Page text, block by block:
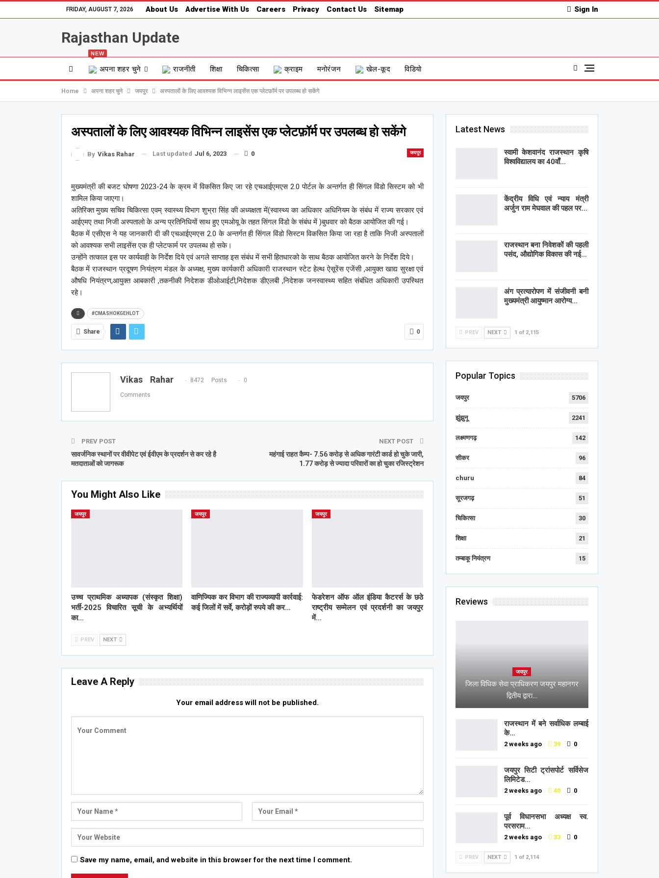
Sign In
FRIDAY, AUGUST 7, 2026 About Us Advertise With Us Careers Privacy Contact Us Sitemap
Rajasthan Update
अपना शहर चुने
NEW
राजनीती शिक्षा चिकित्सा क्राइम मनोरंजन खेल-कूद विडियो
Home अपना शहर चुने जयपुर अस्पतालों के लिए आवश्यक विभिन्न लाइसेंस एक प्लेटफ़ॉर्म पर उपलब्ध हो सकेंगे
अस्पतालों के लिए आवश्यक विभिन्न लाइसेंस एक प्लेटफ़ॉर्म पर उपलब्ध हो सकेंगे
जयपुर
By Vikas Rahar Last updated Jul 6, 2023 0
मुख्यमंत्री की बजट घोषणा 2023-24 के क्रम में विकसित किए जा रहे एचआईएमएस 2.0 पोर्टल के अन्तर्गत ही सिंगल विंडो सिस्टम को भी
शामिल किया जाएगा।
अतिरिक्त मुख्य सचिव चिकित्सा एवम् स्वास्थ्य विभाग शुभ्रा सिंह की अध्यक्षता में(स्वास्थ्य का अधिकार अधिनियम के संबंध में राज्य सरकार एवं
आईएमए तथा निजी अस्पतालो के अन्य प्रतिनिधियों साथ हुए एमओयू के तहत सिंगल विंडो के संबंध में )बुधवार को बैठक आयोजित की गई।
बैठक में एसीएस ने यह जानकारी दी की एचआईएमएस 2.0 के अन्तर्गत ही सिंगल विंडो सिस्टम विकसित किया जा रहा है ताकि निजी अस्पतालों
को आवश्यक सभी लाइसेंस एक ही प्लेटफार्म पर उपलब्ध हो सके।
उन्होंने तत्काल इस पर कार्यवाही के निर्देश दिये एवं अगले साप्ताह इस संबंध में सभी हितधारको के साथ बैठक आयोजित करने के निर्देश दिये।
बैठक में राजस्थान प्रदूषण नियंत्रण मंडल के अध्यक्ष, मुख्य कार्यकारी अधिकारी राजस्थान स्टेट हेल्थ ऐसूरेंस एजेंसी ,आयुक्त खाद्य सुरक्षा एवं
औषधि नियंत्रण,आयुक्त आबकारी ,तकनीकी निदेशक डीओआईटी,निदेशक डीएलबी ,निदेशक जनस्वास्थ्य सहित संबंधित अधिकारी उपस्थित
रहे।
#CMASHOKGEHLOT
0
Share
Vikas Rahar 8472 Posts 0
Comments
PREV POST
सावर्जनिक स्थानों पर वीवीपेट एवं ईवीएम के प्रदर्शन से कर रहे है
मतदाताओं को जागरूक
NEXT POST
महंगाई राहत कैम्प- 7.56 करोड़ से अधिक गारंटी कार्ड हो चुके जारी,
1.77 करोड़ से ज्यादा परिवारों का हो चुका रजिस्ट्रेशन
You Might Also Like
जयपुर
उच्च प्राथमिक अध्यापक (संस्कृत शिक्षा)
भर्ती-2025 विचारित सूची के अभ्यर्थियों
का…
जयपुर
वाणिज्यिक कर विभाग की राज्यव्यापी कार्रवाई:
कई जिलों में सर्वे, करोड़ों रुपये की कर…
जयपुर
फेडरेशन ऑफ ऑल इंडिया कैटरर्स के छठे
राष्ट्रीय सम्मेलन एवं प्रदर्शनी का जयपुर
में…
PREV NEXT
Leave A Reply
Your email address will not be published.
Save my name, email, and website in this browser for the next time I comment.
Latest News
स्वामी केशवानंद राजस्थान कृषि
विश्वविद्यालय का 40वाँ…
केंद्रीय विधि एवं न्याय मंत्री
अर्जुन राम मेघवाल की पहल पर…
राजस्थान बना निवेशकों की पहली
पसंद, औद्योगिक विकास की नई…
अंग प्रत्यारोपण में संजीवनी बनी
मुख्यमंत्री आयुष्मान आरोग्य…
PREV NEXT 1 of 2,115
Popular Topics
जयपुर 5706
झुंझुनू 2241
लक्ष्मणगढ़ 142
सीकर 96
churu 84
सूरजगढ़ 51
चिकित्सा 30
शिक्षा 21
तम्बाकू नियंत्रण 15
Reviews
जयपुर
जिला विधिक सेवा प्राधिकरण जयपुर महानगर
द्वितीय द्वारा…
राजस्थान में बने सर्वाधिक लम्बाई
के…
2 weeks ago 39 0
जयपुर सिटी ट्रांसपोर्ट सर्विसेज
लिमिटेड…
2 weeks ago 40 0
पूर्व विधानसभा अध्यक्ष स्व.
परसराम…
2 weeks ago 33 0
PREV NEXT 1 of 2,114